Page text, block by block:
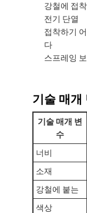
제품
회사 소개
공장 견학
품질 관리
문의하기
강철에 접
전기 단열
접착하기
다
스프레잉
기술 매개
기술 매개 변
수
너비
소재
강철에 붙는
색상